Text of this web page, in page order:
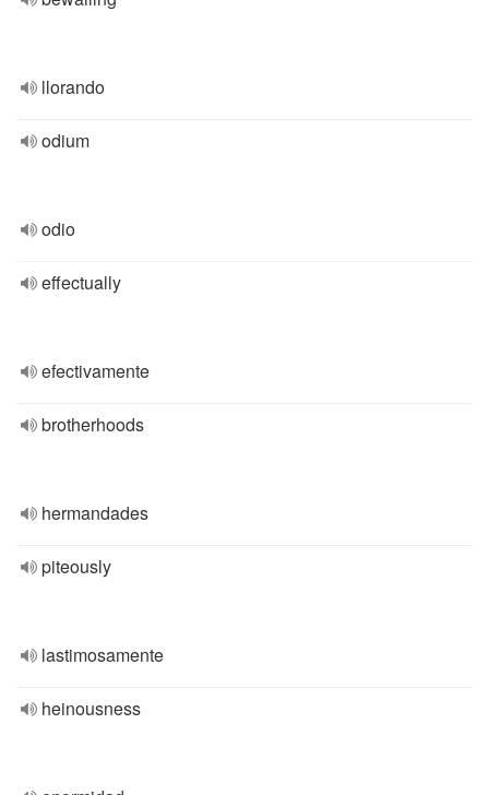
llorando
odium
odio
effectually
efectivamente
brotherhoods
hermandades
piteously
lastimosamente
heinousness